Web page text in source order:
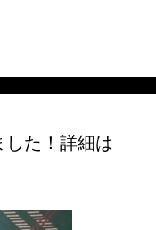
た！詳細は